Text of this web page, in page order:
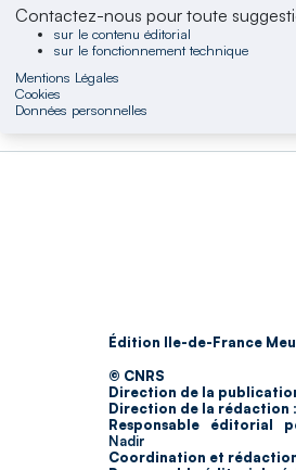
Contactez-nous pour toute
sur le contenu éditorial
sur le fonctionnement technique
Mentions Légales
Cookies
Données personnelles
Édition Ile-de-France
© CNRS
Direction de la
Direction de la rédaction :
Responsable éditorial
Nadir
Coordination et